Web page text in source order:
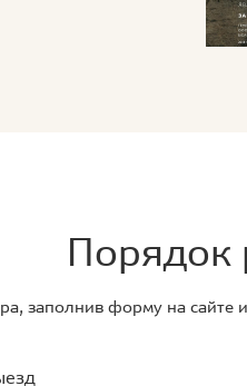
Порядок
заполнив форму на сайте